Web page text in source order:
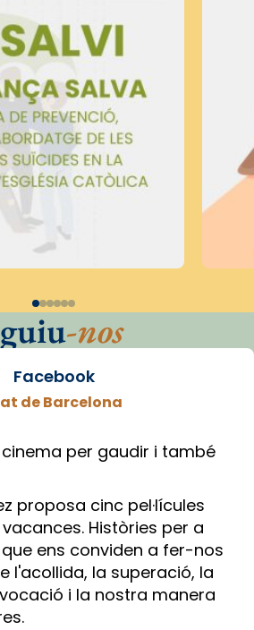
-nos
Facebook
de Barcelona
cinema per gaudir i també
proposa cinc pel·lícules
Històries per a
ens conviden a fer-nos
l'acollida, la superació, la
i la nostra manera